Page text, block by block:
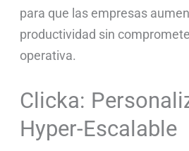
para que las empresas
productividad sin
operativa.
Clicka:
Hyper-Escalable